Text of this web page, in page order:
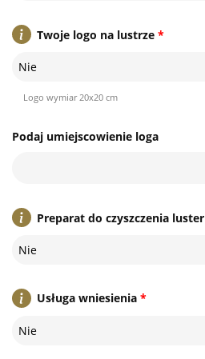
*
Twoje logo na lustrze
Nie
Logo wymiar 20x20 cm
Podaj umiejscowienie loga
Preparat do czyszczenia luster
Nie
*
Usługa wniesienia
Nie